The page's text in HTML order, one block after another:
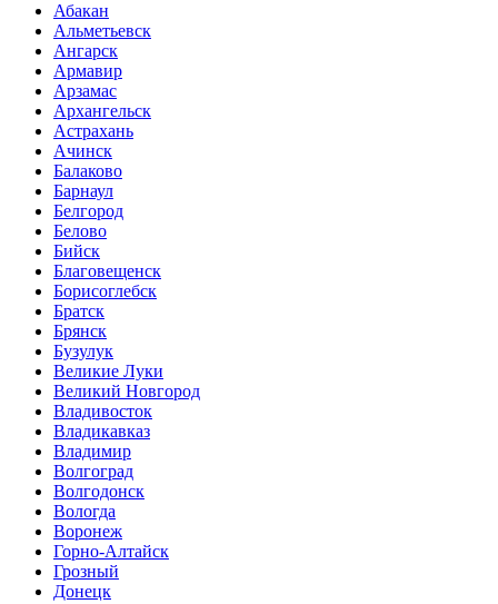
Абакан
Альметьевск
Ангарск
Армавир
Арзамас
Архангельск
Астрахань
Ачинск
Балаково
Барнаул
Белгород
Белово
Бийск
Благовещенск
Борисоглебск
Братск
Брянск
Бузулук
Великие Луки
Великий Новгород
Владивосток
Владикавказ
Владимир
Волгоград
Волгодонск
Вологда
Воронеж
Горно-Алтайск
Грозный
Донецк